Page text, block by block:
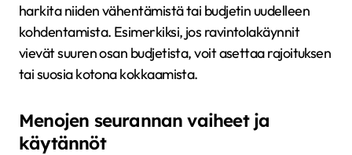
harkita niiden vähentämistä tai budjetin uudelleen
kohdentamista. Esimerkiksi, jos ravintolakäynnit
vievät suuren osan budjetista, voit asettaa rajoituksen
tai suosia kotona kokkaamista.
Menojen seurannan vaiheet ja
käytännöt